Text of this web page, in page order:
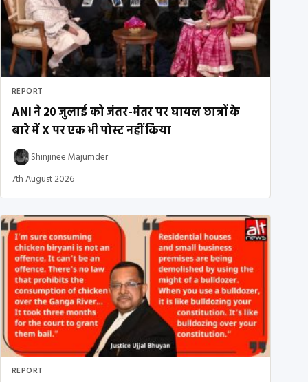
REPORT
ANI ने 20 जुलाई को जंतर-मंतर पर घायल छात्रों के
बारे में X पर एक भी पोस्ट नहीं किया
Shinjinee Majumder
7th August 2026
REPORT